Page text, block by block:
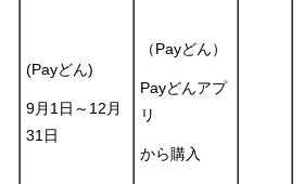
(Payどん)
9月1日～12月
31日
（Payどん）
Payどんアプ
リ
から購入